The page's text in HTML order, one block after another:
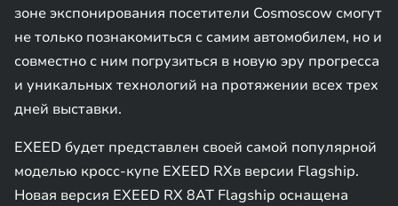
зоне экспонирования посетители Cosmoscow смогут
не только познакомиться с самим автомобилем, но и
совместно с ним погрузиться в новую эру прогресса
и уникальных технологий на протяжении всех трех
дней выставки.
EXEED будет представлен своей самой популярной
моделью кросс-купе EXEED RXв версии Flagship.
Новая версия EXEED RX 8AT Flagship оснащена